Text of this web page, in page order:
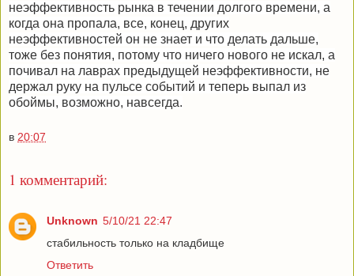
неэффективность рынка в течении долгого времени, а
когда она пропала, все, конец, других
неэффективностей он не знает и что делать дальше,
тоже без понятия, потому что ничего нового не искал, а
почивал на лаврах предыдущей неэффективности, не
держал руку на пульсе событий и теперь выпал из
обоймы, возможно, навсегда.
в 20:07
1 комментарий:
Unknown 5/10/21 22:47
стабильность только на кладбище
Ответить